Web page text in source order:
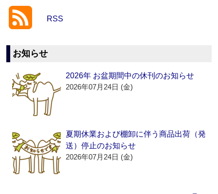
RSS
お知らせ
2026年 お盆期間中の休刊のお知らせ
2026年07月24日 (金)
夏期休業および棚卸に伴う商品出荷（発
送）停止のお知らせ
2026年07月24日 (金)